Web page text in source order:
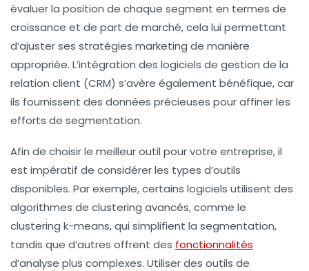
évaluer la position de chaque segment en termes de
croissance et de part de marché, cela lui permettant
d’ajuster ses stratégies marketing de manière
appropriée. L’intégration des logiciels de gestion de la
relation client (CRM) s’avère également bénéfique, car
ils fournissent des données précieuses pour affiner les
efforts de segmentation.
Afin de choisir le meilleur outil pour votre entreprise, il
est impératif de considérer les types d’outils
disponibles. Par exemple, certains logiciels utilisent des
algorithmes de clustering avancés, comme le
clustering k-means, qui simplifient la segmentation,
tandis que d’autres offrent des fonctionnalités
d’analyse plus complexes. Utiliser des outils de